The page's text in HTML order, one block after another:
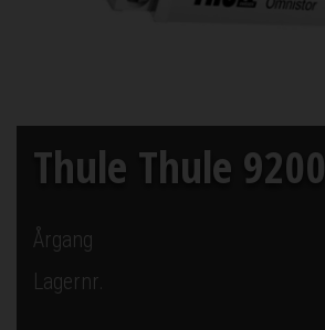
Thule Thule 9200
Årgang
Lagernr.